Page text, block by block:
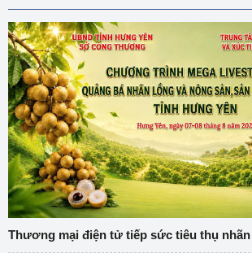
Thương mại điện tử tiếp sức tiêu thụ